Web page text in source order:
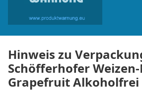
Hinweis zu
Schöfferhofer
Grapefruit Alkoholfrei